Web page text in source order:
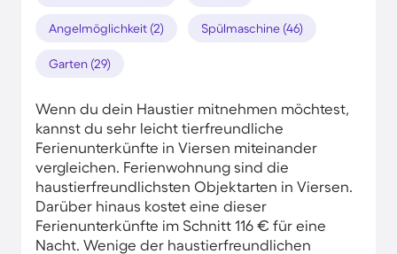
Angelmöglichkeit (2) Spülmaschine (46)
Garten (29)
Wenn du dein Haustier mitnehmen möchtest,
kannst du sehr leicht tierfreundliche
Ferienunterkünfte in Viersen miteinander
vergleichen. Ferienwohnung sind die
haustierfreundlichsten Objektarten in Viersen.
Darüber hinaus kostet eine dieser
Ferienunterkünfte im Schnitt 116 € für eine
Nacht. Wenige der haustierfreundlichen